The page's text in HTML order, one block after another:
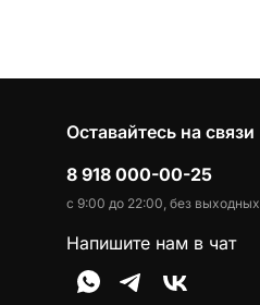
Оставайтесь на связи
8 918 000-00-25
с 9:00 до 22:00, без выходных
Напишите нам в чат